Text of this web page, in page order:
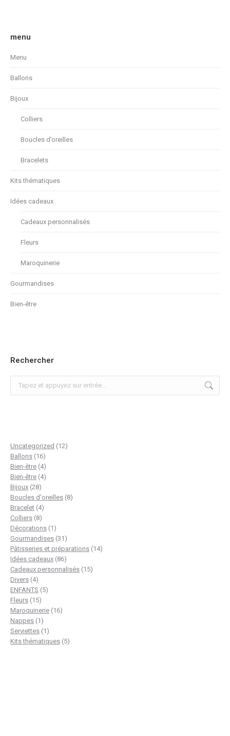
menu
Menu
Ballons
Bijoux
Colliers
Boucles d’oreilles
Bracelets
Kits thématiques
Idées cadeaux
Cadeaux personnalisés
Fleurs
Maroquinerie
Gourmandises
Bien-être
Rechercher
Uncategorized 1212
Ballons 1616
produits
Bien-être 44
produits
Bien-être 44
Bijoux 2828
produits
Boucles d'oreilles 88
Bracelet 44
produits
Colliers 88
produits
Décorations 1 1
produit
Gourmandises 31 31
produits
Pâtisseries et préparations 1414
Idées cadeaux 8686
produits
Cadeaux personnalisés 1515
Divers 44
produits
ENFANTS 55
Fleurs 1515
produits
Maroquinerie 1616
Nappes 1 1
produit
Serviettes 1 1
produit
Kits thématiques 55